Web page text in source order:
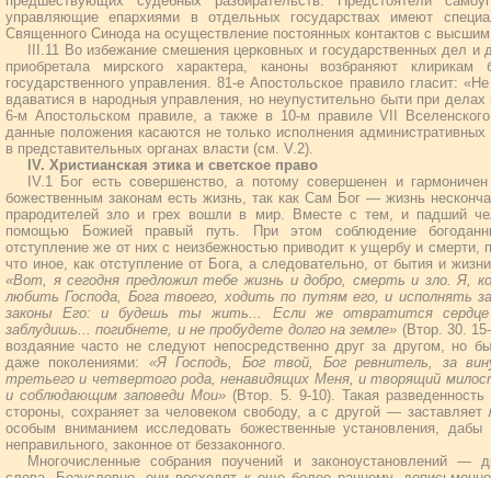
управляющие епархиями в отдельных государствах имеют
Священного Синода на осуществление постоянных контактов с
III.11 Во избежание смешения церковных и государственных дел и
приобретала мирского характера, каноны возбраняют
государственного управления. 81-е Апостольское правило гласит:
вдаватися в народныя управления, но неупустительно быти при
6-м Апостольском правиле, а также в 10-м правиле VII
данные положения касаются не только исполнения
в представительных органах власти (см. V.2).
IV. Христианская этика и светское право
IV.1 Бог есть совершенство, а потому совершенен и
божественным законам есть жизнь, так как Сам Бог — жизнь
прародителей зло и грех вошли в мир. Вместе с тем, и падший
помощью Божией правый путь. При этом соблюдение
отступление же от них с неизбежностью приводит к ущербу и смерти,
что иное, как отступление от Бога, а следовательно, от бытия и
«Вот, я сегодня предложил тебе жизнь и добро, смерть и зло. Я,
любить Господа, Бога твоего, ходить по путям его, и исполнять
законы Его: и будешь ты жить... Если же отвратится
заблудишь... погибнете, и не пробудете долго на земле» (Втор. 30.
воздаяние часто не следуют непосредственно друг за другом, но
даже поколениями: «Я Господь, Бог твой, Бог ревнитель, за
третьего и четвертого рода, ненавидящих Меня, и творящий
и соблюдающим заповеди Мои» (Втор. 5. 9-10). Такая
стороны, сохраняет за человеком свободу, а с другой —
особым вниманием исследовать божественные установления, дабы
неправильного, законное от беззаконного.
Многочисленные собрания поучений и законоустановлений —